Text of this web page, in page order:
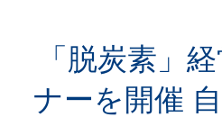
「脱炭素」
ナーを開催